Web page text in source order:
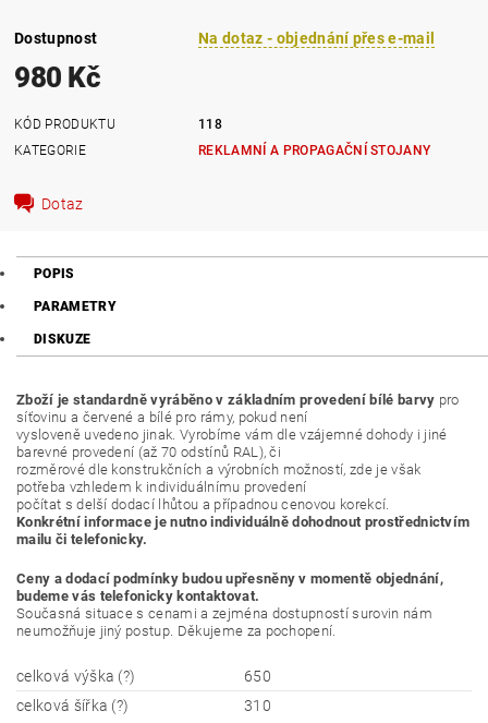
Dostupnost Na dotaz - objednání přes e-mail
980 Kč
KÓD PRODUKTU
118
KATEGORIE
REKLAMNÍ A PROPAGAČNÍ STOJANY
Dotaz
POPIS
PARAMETRY
DISKUZE
Zboží je standardně vyráběno v základním provedení bílé barvy pro
síťovinu a červené a bílé pro rámy, pokud není
vysloveně uvedeno jinak. Vyrobíme vám dle vzájemné dohody i jiné
barevné provedení (až 70 odstínů RAL), či
rozměrové dle konstrukčních a výrobních možností, zde je však
potřeba vzhledem k individuálnímu provedení
počítat s delší dodací lhůtou a případnou cenovou korekcí.
Konkrétní informace je nutno individuálně dohodnout prostřednictvím
mailu či telefonicky.
Ceny a dodací podmínky budou upřesněny v momentě objednání,
budeme vás telefonicky kontaktovat.
Současná situace s cenami a zejména dostupností surovin nám
neumožňuje jiný postup. Děkujeme za pochopení.
celková výška (?)
650
celková šířka (?)
310